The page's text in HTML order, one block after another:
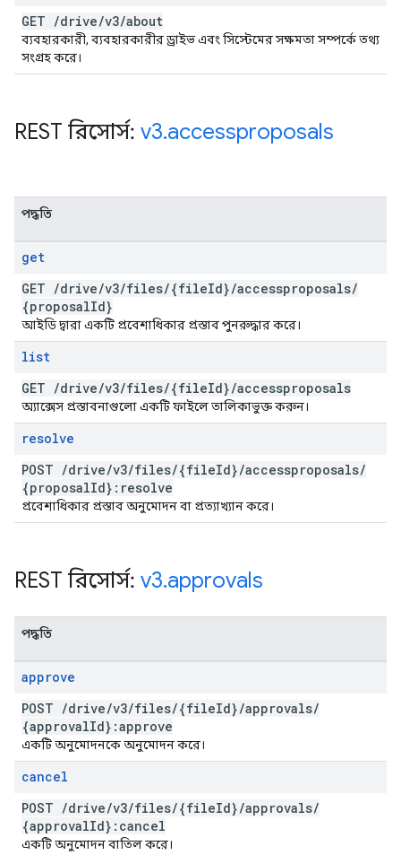
GET /drive/v3/about
ব্যবহারকারী, ব্যবহারকারীর ড্রাইভ এবং সিস্টেমের সক্ষমতা সম্পর্কে তথ্য
সংগ্রহ করে।
REST রিসোর্স: v3.accessproposals
পদ্ধতি
get
GET /drive/v3/files/{fileId}/accessproposals/
{proposalId}
আইডি দ্বারা একটি প্রবেশাধিকার প্রস্তাব পুনরুদ্ধার করে।
list
GET /drive/v3/files/{fileId}/accessproposals
অ্যাক্সেস প্রস্তাবনাগুলো একটি ফাইলে তালিকাভুক্ত করুন।
resolve
POST /drive/v3/files/{fileId}/accessproposals/
{proposalId}:resolve
প্রবেশাধিকার প্রস্তাব অনুমোদন বা প্রত্যাখ্যান করে।
REST রিসোর্স: v3.approvals
পদ্ধতি
approve
POST /drive/v3/files/{fileId}/approvals/
{approvalId}:approve
একটি অনুমোদনকে অনুমোদন করে।
cancel
POST /drive/v3/files/{fileId}/approvals/
{approvalId}:cancel
একটি অনুমোদন বাতিল করে।